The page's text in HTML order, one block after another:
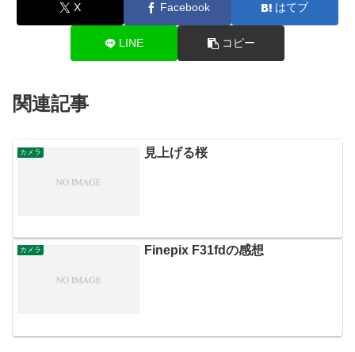
X Facebook はてブ
LINE コピー
関連記事
カメラ 見上げる桜
カメラ Finepix F31fdの感想